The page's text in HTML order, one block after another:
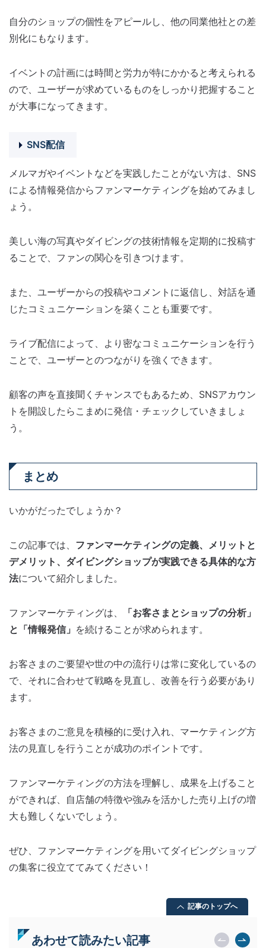
自分のショップの個性をアピールし、他の同業他社との差
別化にもなります。
イベントの計画には時間と労力が特にかかると考えられる
ので、ユーザーが求めているものをしっかり把握すること
が大事になってきます。
SNS配信
メルマガやイベントなどを実践したことがない方は、SNS
による情報発信からファンマーケティングを始めてみまし
ょう。
美しい海の写真やダイビングの技術情報を定期的に投稿す
ることで、ファンの関心を引きつけます。
また、ユーザーからの投稿やコメントに返信し、対話を通
じたコミュニケーションを築くことも重要です。
ライブ配信によって、より密なコミュニケーションを行う
ことで、ユーザーとのつながりを強くできます。
顧客の声を直接聞くチャンスでもあるため、SNSアカウン
トを開設したらこまめに発信・チェックしていきましょ
う。
まとめ
いかがだったでしょうか？
この記事では、 ファンマーケティングの定義、メリットと
デメリット、ダイビングショップが実践できる具体的な方
法について紹介しました。
ファンマーケティングは、
「お客さまとショップの分析」
と「情報発信」 を続けることが求められます。
お客さまのご要望や世の中の流行りは常に変化しているの
で、それに合わせて戦略を見直し、改善を行う必要があり
ます。
お客さまのご意見を積極的に受け入れ、マーケティング方
法の見直しを行うことが成功のポイントです。
ファンマーケティングの方法を理解し、成果を上げること
ができれば、自店舗の特徴や強みを活かした売り上げの増
大も難しくないでしょう。
ぜひ、ファンマーケティングを用いてダイビングショップ
の集客に役立ててみてください！
記事のトップへ
あわせて読みたい記事